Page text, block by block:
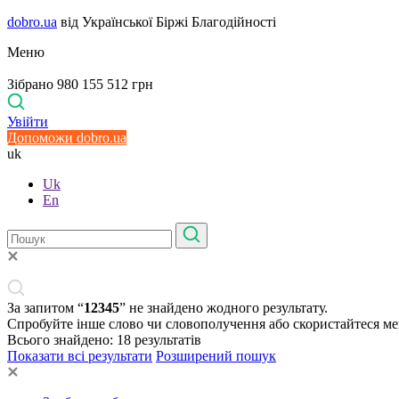
dobro.ua від Української Біржі Благодійності
Меню
Зібрано 980 155 512 грн
Увійти
Допоможи dobro.ua
uk
Uk
En
За запитом “12345” не знайдено жодного результату.
Спробуйте інше слово чи словополучення або скористайтеся
Всього знайдено: 18 результатів
Показати всі результати Розширений пошук